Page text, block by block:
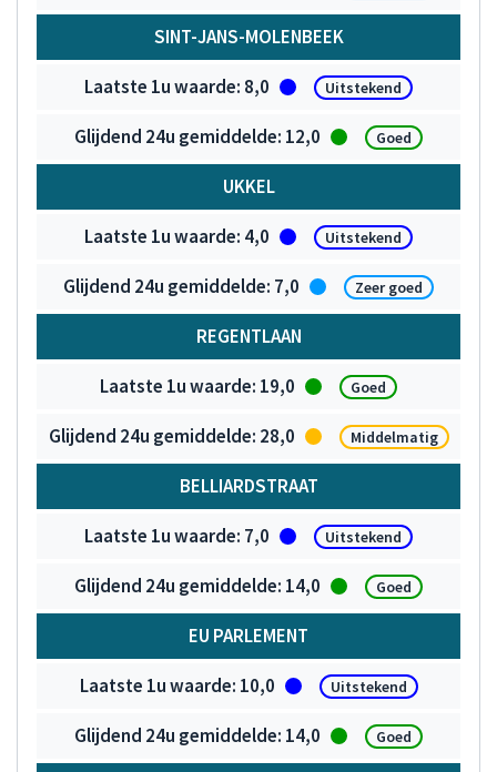
SINT-JANS-MOLENBEEK
8,0 Uitstekend
12,0 Goed
UKKEL
4,0 Uitstekend
7,0 Zeer goed
REGENTLAAN
19,0 Goed
28,0 Middelmatig
BELLIARDSTRAAT
7,0 Uitstekend
14,0 Goed
EU PARLEMENT
10,0 Uitstekend
14,0 Goed